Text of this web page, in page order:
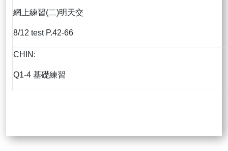
網上練習(二)明天交
8/12 test P.42-66
CHIN:
Q1-4 基礎練習